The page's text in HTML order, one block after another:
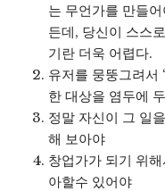
는 무언가를 만들
든데, 당신이 스스
기란 더욱 어렵다.
유저를 뭉뚱그려서
한 대상을 염두에
정말 자신이 그 일
해 보아야
창업가가 되기 위
아할수 있어야